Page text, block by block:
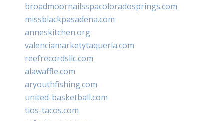
broadmoornailsspacoloradosprings.com
missblackpasadena.com
anneskitchen.org
valenciamarketytaqueria.com
reefrecordsllc.com
alawaffle.com
aryouthfishing.com
united-basketball.com
tios-tacos.com